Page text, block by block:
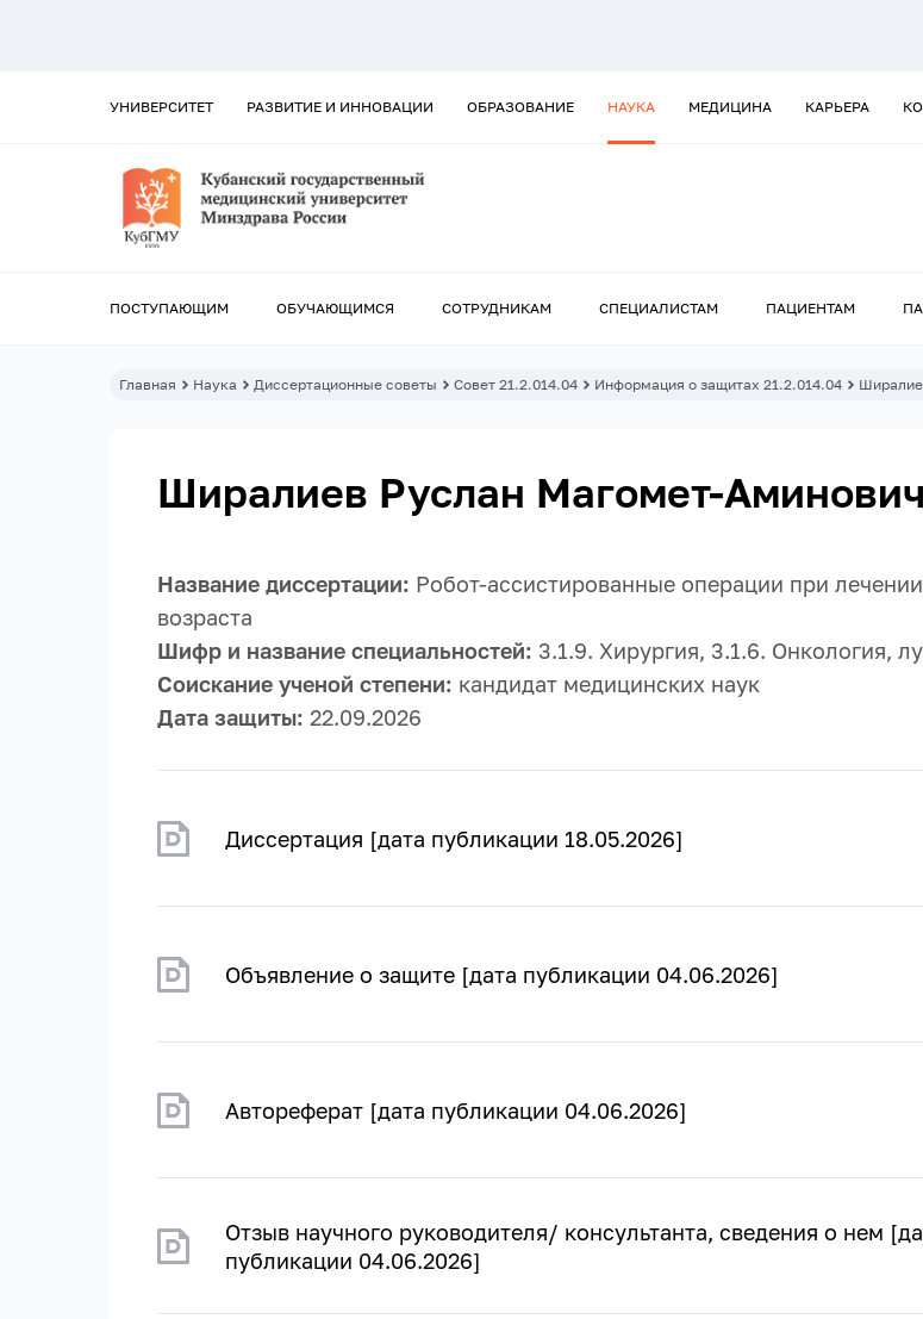
УНИВЕРСИТЕТ РАЗВИТИЕ И ИННОВАЦИИ ОБРАЗОВАНИЕ НАУКА МЕДИЦИНА КАРЬЕРА
ПОСТУПАЮЩИМ ОБУЧАЮЩИМСЯ СОТРУДНИКАМ СПЕЦИАЛИСТАМ ПАЦИЕНТАМ
Главная Наука Диссертационные советы Совет 21.2.014.04 Информация о защитах 21.2.014.04
Ширалиев Руслан Магомет-Аминович
Название диссертации: Робот-ассистированные операции при
возраста
Шифр и название специальностей: 3.1.9. Хирургия, 3.1.6. Онкология,
Соискание ученой степени: кандидат медицинских наук
Дата защиты: 22.09.2026
Диссертация [дата публикации 18.05.2026]
Объявление о защите [дата публикации 04.06.2026]
Автореферат [дата публикации 04.06.2026]
Отзыв научного руководителя/ консультанта, сведения о нем
публикации 04.06.2026]